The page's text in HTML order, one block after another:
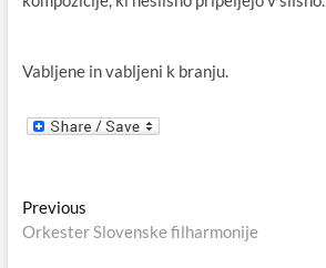
Vabljene in vabljeni k branju.
Navigacija
prispevka
PreviousPrevious
post:
Orkester Slovenske filharmonije